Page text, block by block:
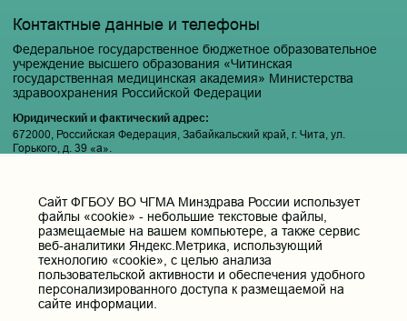
Контактные данные и телефоны
Федеральное государственное бюджетное образовательное
учреждение высшего образования «Читинская
государственная медицинская академия» Министерства
здравоохранения Российской Федерации
Юридический и фактический адрес:
672000, Российская Федерация, Забайкальский край, г. Чита, ул.
Горького, д. 39 «а».
Электронная почта:
pochta@chitgma.ru
Официальная группа «ВКонтакте»:
https://vk.com/news_chgma
Официальный канал «Телеграмм»:
https://t.me/chgma75
Cайт ФГБОУ ВО ЧГМА Минздрава России использует
файлы «cookie» - небольшие текстовые файлы,
размещаемые на вашем компьютере, а также сервис
веб-аналитики Яндекс.Метрика, использующий
технологию «cookie», с целью анализа
пользовательской активности и обеспечения удобного
персонализированного доступа к размещаемой на
сайте информации.